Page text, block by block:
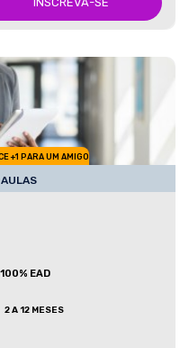
+1 PARA UM AMIGO
100% EAD
2 A 12 MESES